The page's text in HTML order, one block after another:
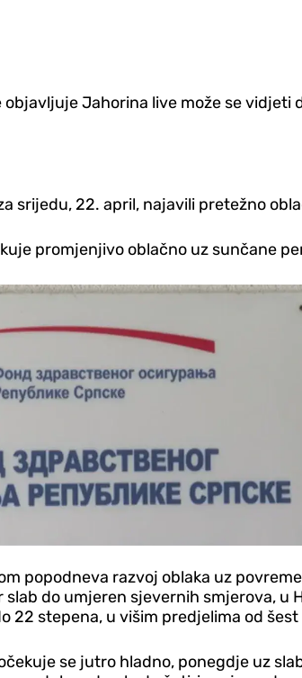
Jahorina live može se vidjeti
srijedu, 22. april, najavili pretežno
promjenjivo oblačno uz sunčane
popodneva razvoj oblaka uz
do umjeren sjevernih smjerova, u
22 stepena, u višim predjelima od
se jutro hladno, ponegdje uz